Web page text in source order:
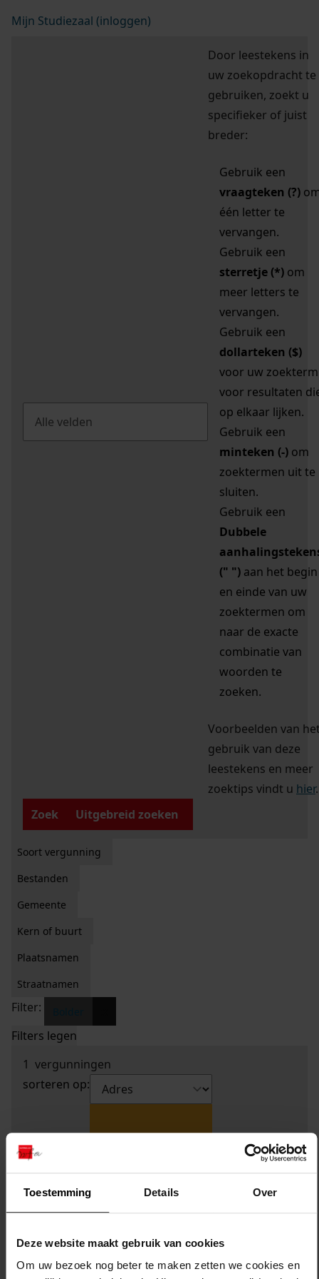
Toestemming Details Over
Deze website maakt gebruik van cookies
Om uw bezoek nog beter te maken zetten we cookies en
Mijn Studiezaal (inloggen)
Door leestekens in
uw zoekopdracht te
gebruiken, zoekt u
specifieker of juist
breder:
Gebruik een
vraagteken (?)
één letter te
vervangen.
Gebruik een
sterretje (*) om
meer letters te
vervangen.
Gebruik een
dollarteken ($)
voor uw zoekterm
voor resultaten
op elkaar lijken.
Gebruik een
minteken (-) om
zoektermen uit te
sluiten.
Gebruik een
Dubbele
(" ") aan het begin
en einde van uw
zoektermen om
naar de exacte
combinatie van
woorden te
zoeken.
Voorbeelden van
gebruik van deze
leestekens en meer
zoektips vindt u hier.
Zoek
Uitgebreid zoeken
Soort vergunning
Bestanden
Gemeente
Kern of buurt
Plaatsnamen
Straatnamen
Filter:
Filters legen
1 vergunningen
sorteren op: